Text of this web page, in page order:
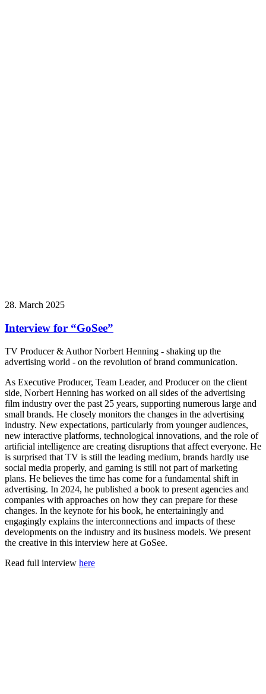
28. March 2025
Interview for “GoSee”
TV Producer & Author Norbert Henning - shaking up the
advertising world - on the revolution of brand communication.
As Executive Producer, Team Leader, and Producer on the client
side, Norbert Henning has worked on all sides of the advertising
film industry over the past 25 years, supporting numerous large and
small brands. He closely monitors the changes in the advertising
industry. New expectations, particularly from younger audiences,
new interactive platforms, technological innovations, and the role of
artificial intelligence are creating disruptions that affect everyone. He
is surprised that TV is still the leading medium, brands hardly use
social media properly, and gaming is still not part of marketing
plans. He believes the time has come for a fundamental shift in
advertising. In 2024, he published a book to present agencies and
companies with approaches on how they can prepare for these
changes. In the keynote for his book, he entertainingly and
engagingly explains the interconnections and impacts of these
developments on the industry and its business models. We present
the creative in this interview here at GoSee.
Read full interview here